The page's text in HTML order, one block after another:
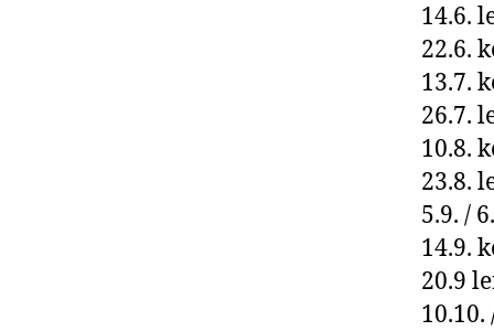
14.6.
22.6.
13.7.
26.7.
10.8.
23.8.
5.9. /
14.9.
20.9
10.10.